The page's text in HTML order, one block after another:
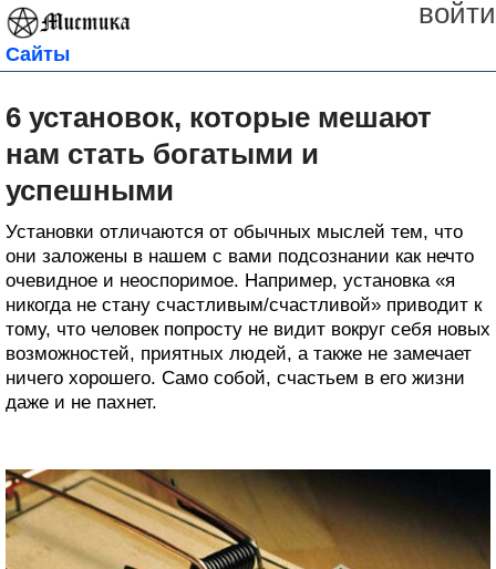
войти
Сайты
6 установок, которые мешают
нам стать богатыми и
успешными
Установки отличаются от обычных мыслей тем, что
они заложены в нашем с вами подсознании как нечто
очевидное и неоспоримое. Например, установка «я
никогда не стану счастливым/счастливой» приводит к
тому, что человек попросту не видит вокруг себя новых
возможностей, приятных людей, а также не замечает
ничего хорошего. Само собой, счастьем в его жизни
даже и не пахнет.